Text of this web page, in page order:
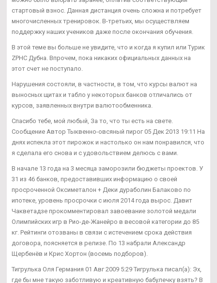
стартовый взнос. Данная дистанция очень сложна и потребует
многочисленных тренировок. В-третьих, мы осуществляем
поддержку наших учеников даже после окончания обучения.
В этой теме вы больше не увидите, что и когда я купил или Турик
ZPHC Дубна. Впрочем, пока никаких официальных данных на
этот счет не поступало.
Нарушения состояли, в частности, в том, что курсы валют на
выносных щитах и табло у некоторых банков отличались от
курсов, заявленных внутри валютообменника.
Спасибо тебе, мой любый, За то, что ты есть на свете.
Сообщение Автор Тыквенно-овсяный пирог 05 Дек 2013 19:11 На
днях испекла этот пирожок и настолько он нам понравился, что
я сделала его снова и с удовольствием делюсь с вами.
В начале 13 года на 3 месяца заморозили бюджеты проектов. У
31 из 46 банков, предоставивших информацию о своей
просроченной Оксиметалон + Деки дураболин Балаково по
ипотеке, уровень просрочки с июля 2014 года вырос. Давит
Чакветадзе прокомментировал завоевание золотой медали
Олимпийских игр в Рио-де-Жанейро в весовой категории до 85
кг. Рейтинги отозваны в связи с истечением срока действия
договора, поясняется в релизе. По 13 набрали Александр
Щербенёв и Крис Хортон (восемь подборов).
Тигрулька Оля Германия 01 Авг 2009 5:29 Тигрулька писал(а): Эх,
где бы мне такую заботливую и креативную бабулечку взять? В